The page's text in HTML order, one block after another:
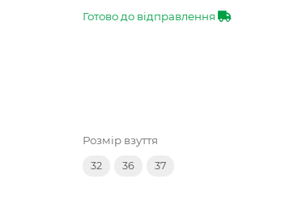
Готово до відправлення
Розмір взуття
32 36 37